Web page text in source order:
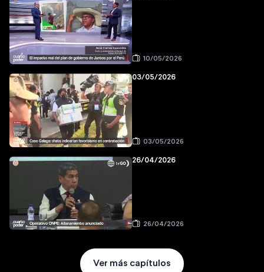
10/05/2026
03/05/2026
03/05/2026
26/04/2026
26/04/2026
Ver más capítulos